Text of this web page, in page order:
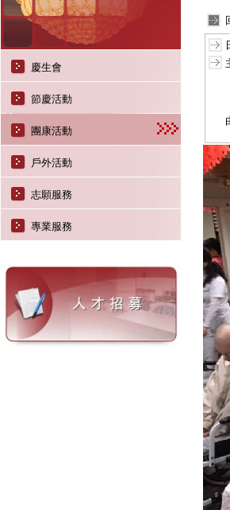
慶生會
節慶活動
團康活動
戶外活動
志願服務
專業服務